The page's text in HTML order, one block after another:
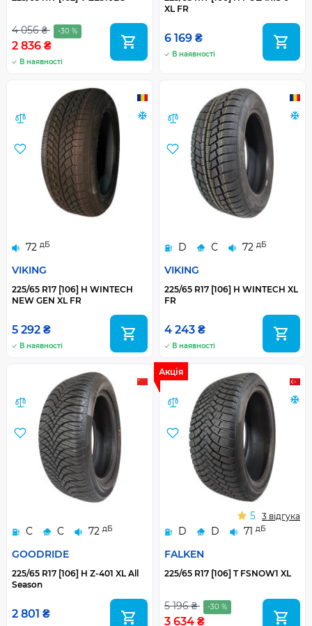
4 056 ₴ -30 %
2 836 ₴
В наявності
XL FR
6 169 ₴
В наявності
72 дБ
VIKING
225/65 R17 [106] H WINTECH
NEW GEN XL FR
5 292 ₴
В наявності
D C 72 дБ
VIKING
225/65 R17 [106] H WINTECH XL
FR
4 243 ₴
В наявності
C C 72 дБ
GOODRIDE
225/65 R17 [106] H Z-401 XL All
Season
2 801 ₴
Акція
D D 71 дБ
FALKEN
5 3 відгука
225/65 R17 [106] T FSNOW1 XL
5 196 ₴ -30 %
3 634 ₴